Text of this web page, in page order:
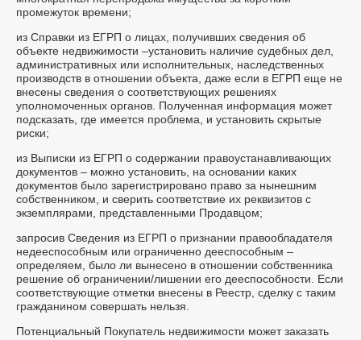
промежуток времени;
из Справки из ЕГРП о лицах, получивших сведения об
объекте недвижимости –установить наличие судебных дел,
административных или исполнительных, наследственных
производств в отношении объекта, даже если в ЕГРП еще не
внесены сведения о соответствующих решениях
уполномоченных органов. Полученная информация может
подсказать, где имеется проблема, и установить скрытые
риски;
из Выписки из ЕГРП о содержании правоустанавливающих
документов – можно установить, на основании каких
документов было зарегистрировано право за нынешним
собственником, и сверить соответствие их реквизитов с
экземплярами, представленными Продавцом;
запросив Сведения из ЕГРП о признании правообладателя
недееспособным или ограниченно дееспособным –
определяем, было ли вынесено в отношении собственника
решение об ограничении/лишении его дееспособности. Если
соответствующие отметки внесены в Реестр, сделку с таким
гражданином совершать нельзя.
Потенциальный Покупатель недвижимости может заказать